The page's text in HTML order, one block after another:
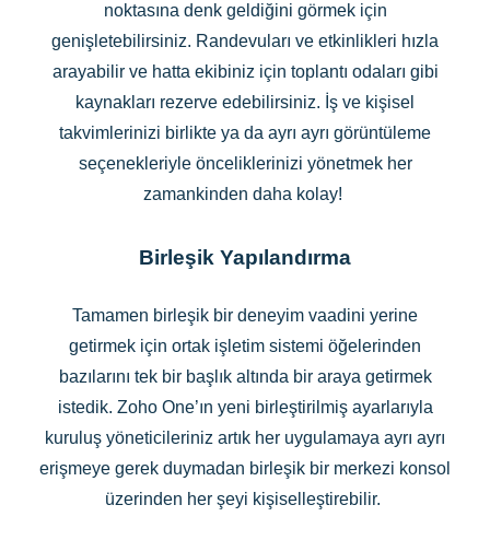
noktasına denk geldiğini görmek için
genişletebilirsiniz. Randevuları ve etkinlikleri hızla
arayabilir ve hatta ekibiniz için toplantı odaları gibi
kaynakları rezerve edebilirsiniz. İş ve kişisel
takvimlerinizi birlikte ya da ayrı ayrı görüntüleme
seçenekleriyle önceliklerinizi yönetmek her
zamankinden daha kolay!
Birleşik Yapılandırma
Tamamen birleşik bir deneyim vaadini yerine
getirmek için ortak işletim sistemi öğelerinden
bazılarını tek bir başlık altında bir araya getirmek
istedik. Zoho One’ın yeni birleştirilmiş ayarlarıyla
kuruluş yöneticileriniz artık her uygulamaya ayrı ayrı
erişmeye gerek duymadan birleşik bir merkezi konsol
üzerinden her şeyi kişiselleştirebilir.